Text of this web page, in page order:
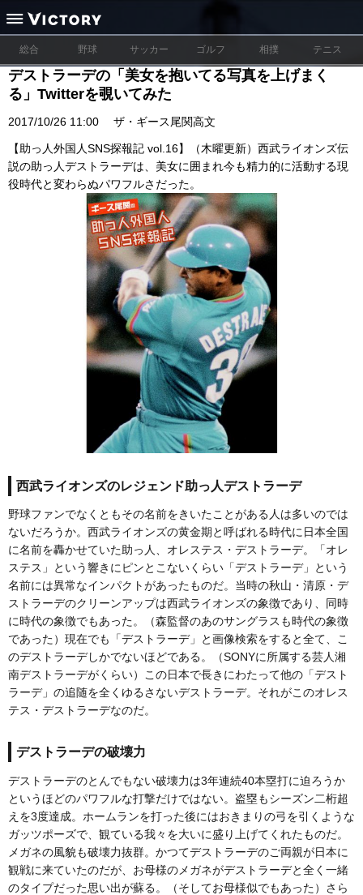
総合 野球 サッカー ゴルフ 相撲 テニス
デストラーデの「美女を抱いてる写真を上げまく
る」Twitterを覗いてみた
2017/10/26 11:00 ザ・ギース尾関高文
【助っ人外国人SNS探報記 vol.16】（木曜更新）西武ライオンズ伝
説の助っ人デストラーデは、美女に囲まれ今も精力的に活動する現
役時代と変わらぬパワフルさだった。
西武ライオンズのレジェンド助っ人デストラーデ
野球ファンでなくともその名前をきいたことがある人は多いのでは
ないだろうか。西武ライオンズの黄金期と呼ばれる時代に日本全国
に名前を轟かせていた助っ人、オレステス・デストラーデ。「オレ
ステス」という響きにピンとこないくらい「デストラーデ」という
名前には異常なインパクトがあったものだ。当時の秋山・清原・デ
ストラーデのクリーンアップは西武ライオンズの象徴であり、同時
に時代の象徴でもあった。（森監督のあのサングラスも時代の象徴
であった）現在でも「デストラーデ」と画像検索をすると全て、こ
のデストラーデしかでないほどである。（SONYに所属する芸人湘
南デストラーデがくらい）この日本で長きにわたって他の「デスト
ラーデ」の追随を全くゆるさないデストラーデ。それがこのオレス
テス・デストラーデなのだ。
デストラーデの破壊力
デストラーデのとんでもない破壊力は3年連続40本塁打に迫ろうか
というほどのパワフルな打撃だけではない。盗塁もシーズン二桁超
えを3度達成。ホームランを打った後にはおきまりの弓を引くような
ガッツポーズで、観ている我々を大いに盛り上げてくれたものだ。
メガネの風貌も破壊力抜群。かつてデストラーデのご両親が日本に
観戦に来ていたのだが、お母様のメガネがデストラーデと全く一緒
のタイプだった思い出が蘇る。（そしてお母様似でもあった）さら